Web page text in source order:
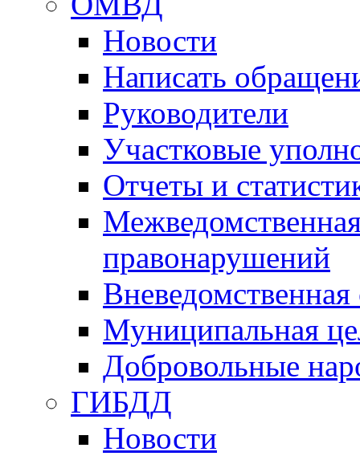
Новости
Написать
Руководители
Участковые
Отчеты и
правонарушений
Вневедомственная
Муниципальная
Добровольные
ГИБДД
Новости